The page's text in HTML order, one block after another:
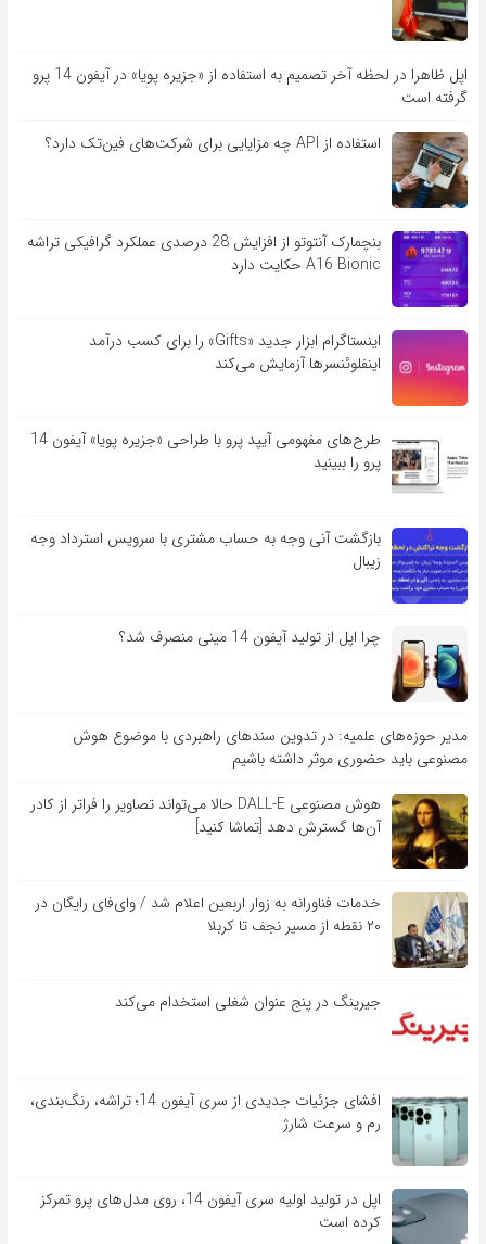
اپل ظاهرا در لحظه آخر تصمیم به استفاده از «جزیره پویا» در آیفون 14 پرو
گرفته است
استفاده از API چه مزایایی برای شرکت‌های فین‌تک دارد؟
بنچمارک آنتوتو از افزایش 28 درصدی عملکرد گرافیکی تراشه
A16 Bionic حکایت دارد
اینستاگرام ابزار جدید «Gifts» را برای کسب درآمد
اینفلوئنسرها آزمایش می‌کند
طرح‌های مفهومی آیپد پرو با طراحی «جزیره پویا» آیفون 14
پرو را ببینید
بازگشت آنی وجه به حساب مشتری با سرویس استرداد وجه
زیبال
چرا اپل از تولید آیفون 14 مینی منصرف شد؟
مدیر حوزه‌های علمیه: در تدوین سندهای راهبردی با موضوع هوش
مصنوعی باید حضوری موثر داشته باشیم
هوش مصنوعی DALL-E حالا می‌تواند تصاویر را فراتر از کادر
آن‌ها گسترش دهد [تماشا کنید]
خدمات فناورانه به زوار اربعین اعلام شد / وای‌فای رایگان در
۲۰ نقطه از مسیر نجف تا کربلا
جیرینگ در پنج عنوان شغلی استخدام می‌کند
افشای جزئیات جدیدی از سری آیفون 14؛ تراشه، رنگ‌بندی،
رم و سرعت شارژ
اپل در تولید اولیه سری آیفون 14، روی مدل‌های پرو تمرکز
کرده است